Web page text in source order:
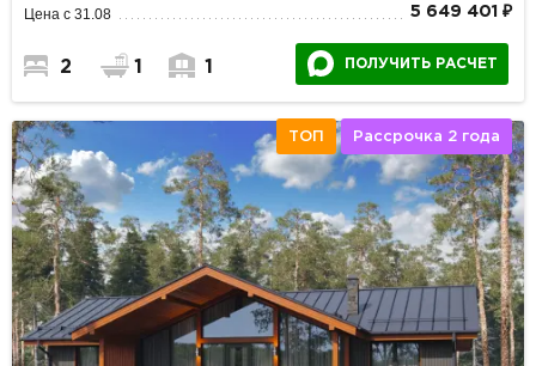
Цена с 31.08 5 649 401 ₽
2 1 1 ПОЛУЧИТЬ РАСЧЕТ
ТОП Рассрочка 2 года